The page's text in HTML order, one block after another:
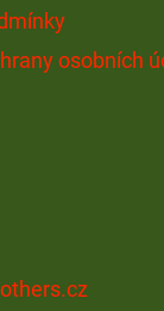
osobních